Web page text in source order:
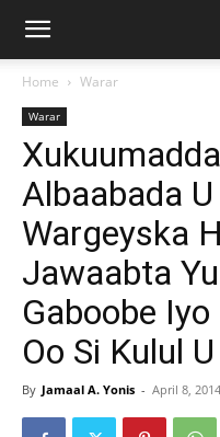
Home Warar
Warar
Albaabada
Wargeyska
Jawaabta
Gaboobe
Oo Si Kulul
By Jamaal A. Yonis - April 8, 2014